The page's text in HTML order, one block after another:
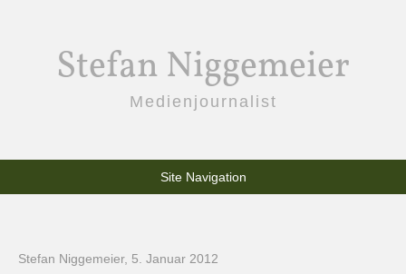
Stefan Niggemeier
Medienjournalist
Site Navigation
Stefan Niggemeier, 5. Januar 2012